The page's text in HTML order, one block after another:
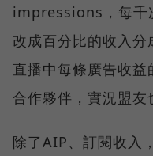
impressions，每千
改成百分比的收入
直播中每條廣告收
合作夥伴，實況盟友
除了AIP、訂閱收入